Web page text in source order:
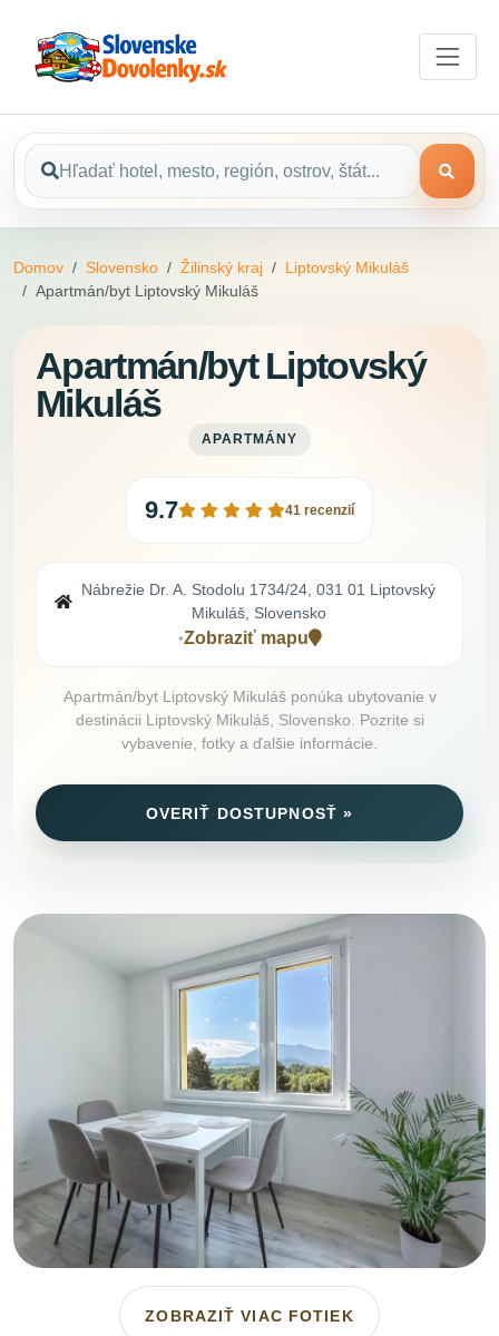
Domov Slovensko Žilinský kraj
Liptovský Mikuláš
Apartmán/byt Liptovský Mikuláš
Apartmán/byt Liptovský
Mikuláš
APARTMÁNY
9.7 41 recenzií
Nábrežie Dr. A. Stodolu 1734/24, 031 01 Liptovský
Mikuláš, Slovensko
•Zobraziť mapu
Apartmán/byt Liptovský Mikuláš ponúka ubytovanie v
destinácii Liptovský Mikuláš, Slovensko. Pozrite si
vybavenie, fotky a ďalšie informácie.
OVERIŤ DOSTUPNOSŤ »
ZOBRAZIŤ VIAC FOTIEK